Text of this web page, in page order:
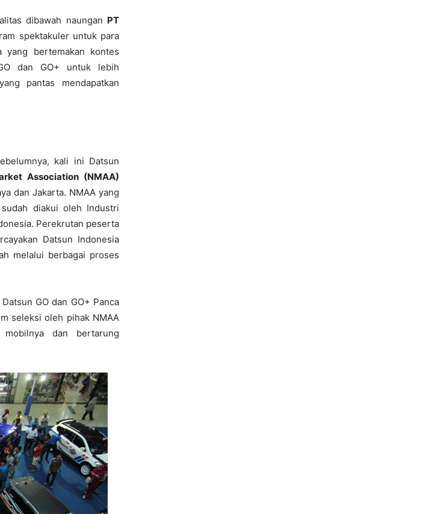
dibawah naungan PT
spektakuler untuk para
yang bertemakan kontes
dan GO+ untuk lebih
pantas mendapatkan
kali ini Datsun
Association (NMAA)
dan Jakarta. NMAA yang
diakui oleh Industri
Perekrutan peserta
Datsun Indonesia
melalui berbagai proses
GO dan GO+ Panca
seleksi oleh pihak NMAA
dan bertarung